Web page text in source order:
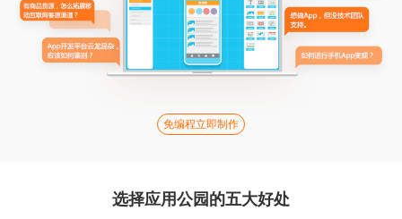
免编程立即制作
选择应用公园的五大好处